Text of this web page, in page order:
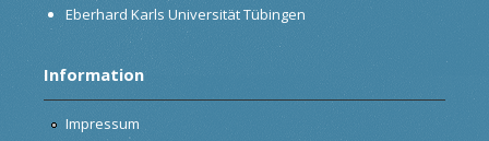
Eberhard Karls Universität Tübingen
Information
Impressum